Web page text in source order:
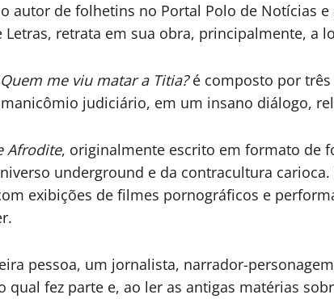
autor de folhetins no Portal Polo de Notícias
Letras, retrata em sua obra, principalmente, a
Quem me viu matar a Titia?é composto por três
judiciário, em um insano diálogo,
Afrodite, originalmente escrito em formato de
underground e da contracultura
exibições de filmes pornográficos e
pessoa, um jornalista, narrador-
qual fez parte e, ao ler as antigas matérias